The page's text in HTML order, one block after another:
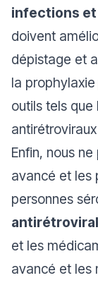
infections et
doivent
dépistage et
la
outils tels
Enfin, nous
avancé et les
personnes
et les
avancé et les